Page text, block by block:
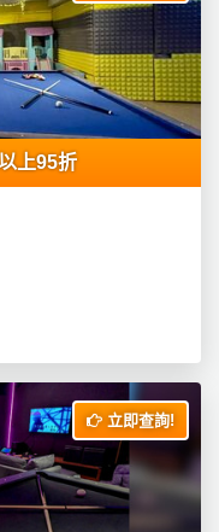
上95折
立即查詢!